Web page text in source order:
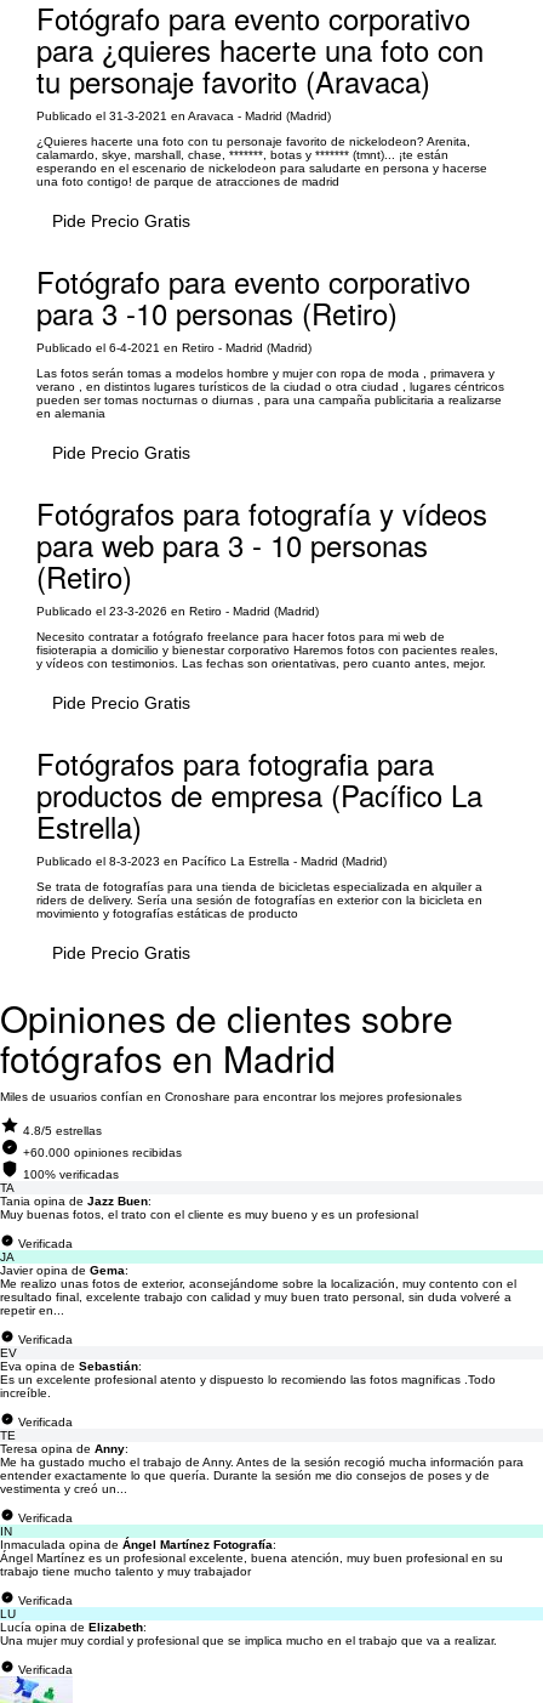
Fotógrafo para evento corporativo
para ¿quieres hacerte una foto con
tu personaje favorito (Aravaca)
Publicado el 31-3-2021 en Aravaca - Madrid (Madrid)
¿Quieres hacerte una foto con tu personaje favorito de nickelodeon? Arenita,
calamardo, skye, marshall, chase, *******, botas y ******* (tmnt)... ¡te están
esperando en el escenario de nickelodeon para saludarte en persona y hacerse
una foto contigo! de parque de atracciones de madrid
Pide Precio Gratis
Fotógrafo para evento corporativo
para 3 -10 personas (Retiro)
Publicado el 6-4-2021 en Retiro - Madrid (Madrid)
Las fotos serán tomas a modelos hombre y mujer con ropa de moda , primavera y
verano , en distintos lugares turísticos de la ciudad o otra ciudad , lugares céntricos
pueden ser tomas nocturnas o diurnas , para una campaña publicitaria a realizarse
en alemania
Pide Precio Gratis
Fotógrafos para fotografía y vídeos
para web para 3 - 10 personas
(Retiro)
Publicado el 23-3-2026 en Retiro - Madrid (Madrid)
Necesito contratar a fotógrafo freelance para hacer fotos para mi web de
fisioterapia a domicilio y bienestar corporativo Haremos fotos con pacientes reales,
y vídeos con testimonios. Las fechas son orientativas, pero cuanto antes, mejor.
Pide Precio Gratis
Fotógrafos para fotografia para
productos de empresa (Pacífico La
Estrella)
Publicado el 8-3-2023 en Pacífico La Estrella - Madrid (Madrid)
Se trata de fotografías para una tienda de bicicletas especializada en alquiler a
riders de delivery. Sería una sesión de fotografías en exterior con la bicicleta en
movimiento y fotografías estáticas de producto
Pide Precio Gratis
Opiniones de clientes sobre
fotógrafos en Madrid
Miles de usuarios confían en Cronoshare para encontrar los mejores profesionales
4.8/5 estrellas
+60.000 opiniones recibidas
100% verificadas
TA
Tania opina de Jazz Buen:
Muy buenas fotos, el trato con el cliente es muy bueno y es un profesional
Verificada
JA
Javier opina de Gema:
Me realizo unas fotos de exterior, aconsejándome sobre la localización, muy contento con el
resultado final, excelente trabajo con calidad y muy buen trato personal, sin duda volveré a
repetir en...
Verificada
EV
Eva opina de Sebastián:
Es un excelente profesional atento y dispuesto lo recomiendo las fotos magnificas .Todo
increíble.
Verificada
TE
Teresa opina de Anny:
Me ha gustado mucho el trabajo de Anny. Antes de la sesión recogió mucha información para
entender exactamente lo que quería. Durante la sesión me dio consejos de poses y de
vestimenta y creó un...
Verificada
IN
Inmaculada opina de Ángel Martínez Fotografía:
Ángel Martínez es un profesional excelente, buena atención, muy buen profesional en su
trabajo tiene mucho talento y muy trabajador
Verificada
LU
Lucía opina de Elizabeth:
Una mujer muy cordial y profesional que se implica mucho en el trabajo que va a realizar.
Verificada